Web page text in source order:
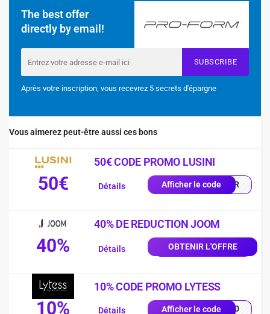
The best offer
directly by email!
SUBSCRIBE
Après votre inscription, vous recevrez 5 secrets d'épargne
Vous aimerez peut-être aussi ces bons
50€
50€ CODE PROMO LUSINI
Afficher le code0-FR
Détails
40%
40% DE REDUCTION JOOM
OBTENIR L'OFFRE
Détails
10%
10% CODE PROMO LYTESS
Afficher le codeSS10
Détails